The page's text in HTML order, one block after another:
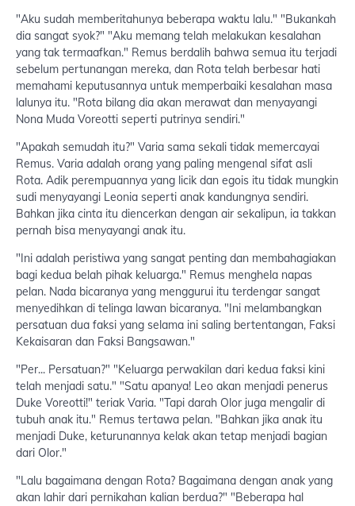
"Aku sudah memberitahunya beberapa waktu lalu." "Bukankah
dia sangat syok?" "Aku memang telah melakukan kesalahan
yang tak termaafkan." Remus berdalih bahwa semua itu terjadi
sebelum pertunangan mereka, dan Rota telah berbesar hati
memahami keputusannya untuk memperbaiki kesalahan masa
lalunya itu. "Rota bilang dia akan merawat dan menyayangi
Nona Muda Voreotti seperti putrinya sendiri."
"Apakah semudah itu?" Varia sama sekali tidak memercayai
Remus. Varia adalah orang yang paling mengenal sifat asli
Rota. Adik perempuannya yang licik dan egois itu tidak mungkin
sudi menyayangi Leonia seperti anak kandungnya sendiri.
Bahkan jika cinta itu diencerkan dengan air sekalipun, ia takkan
pernah bisa menyayangi anak itu.
"Ini adalah peristiwa yang sangat penting dan membahagiakan
bagi kedua belah pihak keluarga." Remus menghela napas
pelan. Nada bicaranya yang menggurui itu terdengar sangat
menyedihkan di telinga lawan bicaranya. "Ini melambangkan
persatuan dua faksi yang selama ini saling bertentangan, Faksi
Kekaisaran dan Faksi Bangsawan."
"Per... Persatuan?" "Keluarga perwakilan dari kedua faksi kini
telah menjadi satu." "Satu apanya! Leo akan menjadi penerus
Duke Voreotti!" teriak Varia. "Tapi darah Olor juga mengalir di
tubuh anak itu." Remus tertawa pelan. "Bahkan jika anak itu
menjadi Duke, keturunannya kelak akan tetap menjadi bagian
dari Olor."
"Lalu bagaimana dengan Rota? Bagaimana dengan anak yang
akan lahir dari pernikahan kalian berdua?" "Beberapa hal